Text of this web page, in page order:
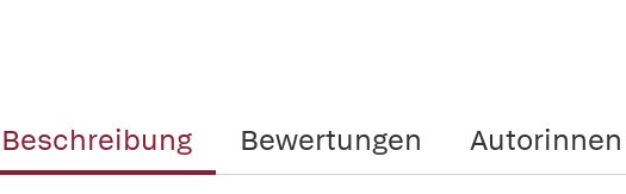
Beschreibung Bewertungen